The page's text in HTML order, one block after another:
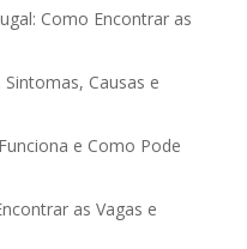
Como Encontrar as
Causas e
e Como Pode
as Vagas e